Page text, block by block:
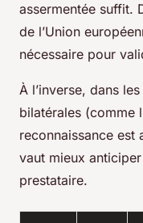
assermentée suffit.
de l’Union
nécessaire pour
À l’inverse, dans
bilatérales (comme
reconnaissance est
vaut mieux
prestataire.